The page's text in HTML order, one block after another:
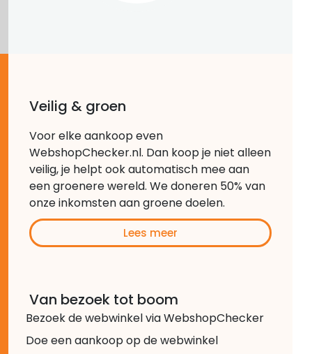
Veilig & groen
Voor elke aankoop even
WebshopChecker.nl. Dan koop je niet alleen
veilig, je helpt ook automatisch mee aan
een groenere wereld. We doneren 50% van
onze inkomsten aan groene doelen.
Lees meer
Van bezoek tot boom
Bezoek de webwinkel via WebshopChecker
Doe een aankoop op de webwinkel